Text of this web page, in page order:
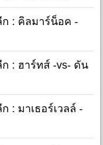
ก : คิลมาร์น็อค -
: ฮาร์ทส์ -vs- ดัน
: มาเธอร์เวลล์ -